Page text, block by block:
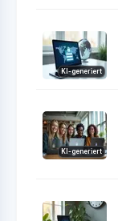
KI-generiert
KI-generiert